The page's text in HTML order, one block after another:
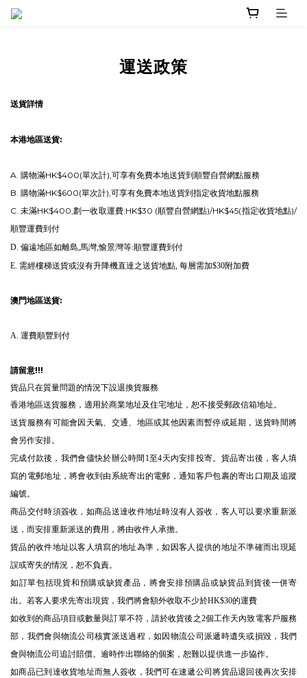
運送政策
送貨詳情
本港地區送貨:
A. 購物滿HK$400(單次計),可享有免費本地送貨到順豐自營網點服務
B. 購物滿HK$600(單次計),可享有免費本地送貨到指定收貨地點服務
C. 未滿HK$400,劃一收取運費:HK$30 (順豐自營網點)/HK$45(指定收貨地點)/
順豐運費到付
D. 偏遠地區如離島,馬灣,愉景灣等:順豐運費到付
E. 需經樓梯送貨或沒有升降機直達之送貨地點, 每層需加$30附加費
澳門地區送貨:
A. 運費順豐到付
請留意!!!
貨品只在質量問題的情況下設退換貨服務
香港地區送貨服務，適用於商業地址及住宅地址，恕不接受郵政信箱地址。
送貨服務有可能會因天氣、交通、地區或其他因素而暫停或延期，送貨時間將
會另作安排。
完成付款後，我們會儘快於辦公時間1至4天內安排投寄。貨品寄出後，客人填
寫的電郵地址，將會收到由系統寄出的電郵，通知客戶包裹的寄出口期及追蹤
編號。
商品交付時須簽收，如商品送達收件地址時沒有人簽收，客人可以要求重新派
送，而安排重新派送的費用，將由收件人承擔。
貨品的收件地址以客人填寫的地址為準，如因客人提供的地址不準確而出現延
誤或寄失的情況，恕不負責。
如訂單包括現貨和預購或缺貨產品，將會安排預購品或缺貨品到貨後一併寄
出。若客人要求先寄出現貨，我們將會額外收取不少於HK$30的運費
如收到的商品項目或數量與訂單不符，請於收貨後之2個工作天內致電客戶服務
部，我們會與物流公司核實派送過程，如因物流公司派遞時遺失或損毀，我們
會與物流公司追討賠償。逾時作出聯絡的個案，恕難以提供進一步協作。
如商品已到達收貨地址而無人簽收，我們可在速遞公司將貨品退回後再次安排